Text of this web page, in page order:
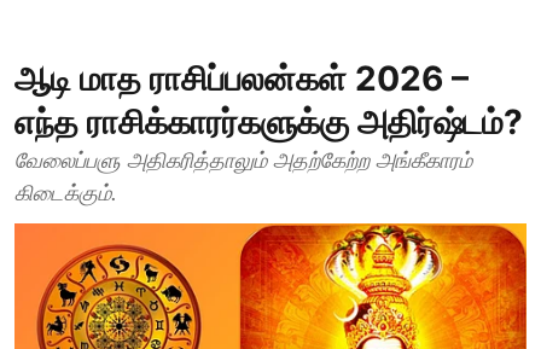
ஆடி மாத ராசிப்பலன்கள் 2026 –
எந்த ராசிக்காரர்களுக்கு அதிர்ஷ்டம்?
வேலைப்பளு அதிகரித்தாலும் அதற்கேற்ற அங்கீகாரம்
கிடைக்கும்.